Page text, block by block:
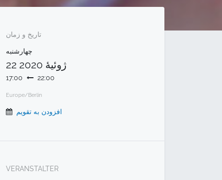
تاریخ و زمان
چهارشنبه
22 ژوئیهٔ 2020
17:00 22:00
Europe/Berlin
افزودن به تقویم
VERANSTALTER